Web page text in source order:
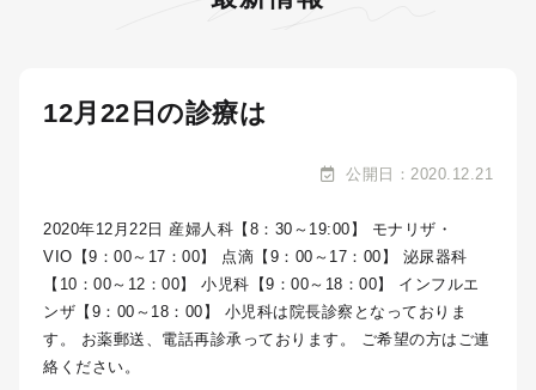
12月22日の診療は
公開日：2020.12.21
2020年12月22日 産婦人科【8：30～19:00】 モナリザ・
VIO【9：00～17：00】 点滴【9：00～17：00】 泌尿器科
【10：00～12：00】 小児科【9：00～18：00】 インフルエ
ンザ【9：00～18：00】 小児科は院長診察となっておりま
す。 お薬郵送、電話再診承っております。 ご希望の方はご連
絡ください。